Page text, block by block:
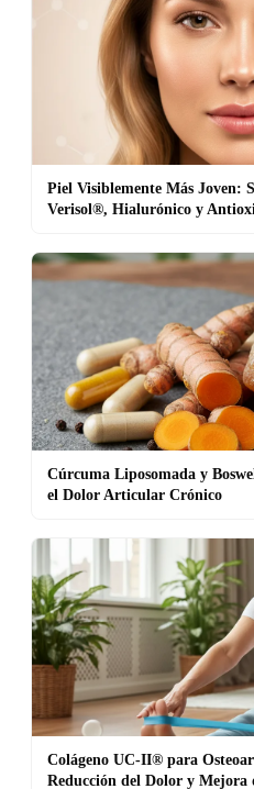
Piel Visiblemente Más Joven:
Verisol®, Hialurónico y
Cúrcuma Liposomada y
el Dolor Articular Crónico
Colágeno UC-II® para
Reducción del Dolor y Mejora